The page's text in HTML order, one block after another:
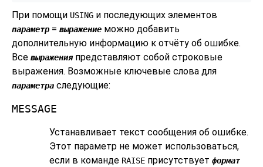
При помощи USING и последующих элементов
параметр = выражение можно добавить
дополнительную информацию к отчёту об ошибке.
Все выраженияпредставляют собой строковые
выражения. Возможные ключевые слова для
параметра следующие:
MESSAGE
Устанавливает текст сообщения об ошибке.
Этот параметр не может использоваться,
если в команде RAISE присутствует формат